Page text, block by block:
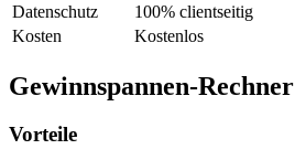
Datenschutz
100% clientseitig
Kosten
Kostenlos
Gewinnspannen-Rechner
Vorteile